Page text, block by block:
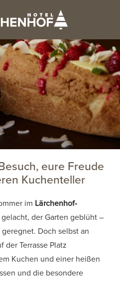
eure Freude
Kuchenteller
im Lärchenhof-
der Garten geblüht –
Doch selbst an
der Terrasse Platz
Kuchen und einer heißen
und die besondere